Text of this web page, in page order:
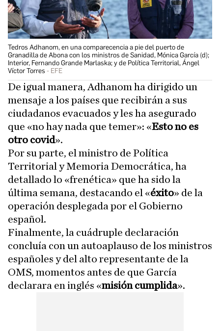
Tedros Adhanom, en una comparecencia a pie del puerto de
Granadilla de Abona con los ministros de Sanidad, Mónica García (d);
Interior, Fernando Grande Marlaska; y de Política Territorial, Ángel
Víctor Torres
EFE
De igual manera, Adhanom ha dirigido un
mensaje a los países que recibirán a sus
ciudadanos evacuados y les ha asegurado
que «no hay nada que temer»: «Esto no es
otro covid».
Por su parte, el ministro de Política
Territorial y Memoria Democrática, ha
detallado lo «frenética» que ha sido la
última semana, destacando el «éxito» de la
operación desplegada por el Gobierno
español.
Finalmente, la cuádruple declaración
concluía con un autoaplauso de los ministros
españoles y del alto representante de la
OMS, momentos antes de que García
declarara en inglés «misión cumplida».